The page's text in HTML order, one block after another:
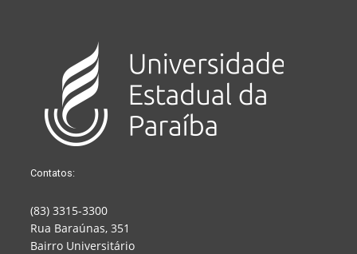
Contatos:
(83) 3315-3300
Rua Baraúnas, 351
Bairro Universitário